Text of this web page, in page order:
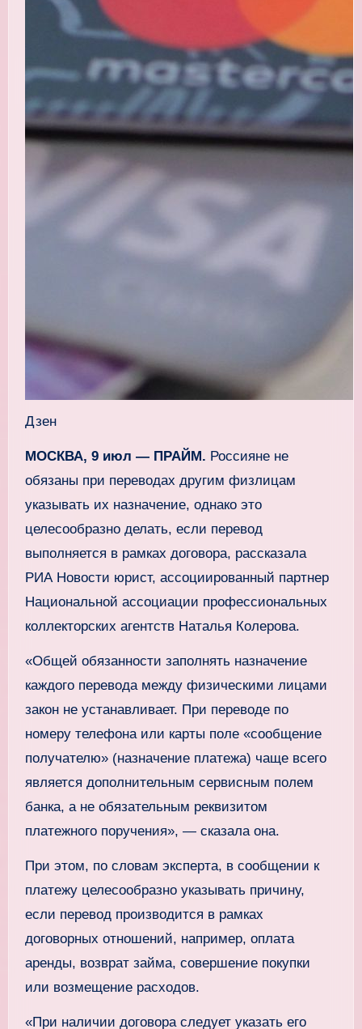
Дзен
МОСКВА, 9 июл — ПРАЙМ. Россияне не
обязаны при переводах другим физлицам
указывать их назначение, однако это
целесообразно делать, если перевод
выполняется в рамках договора, рассказала
РИА Новости юрист, ассоциированный партнер
Национальной ассоциации профессиональных
коллекторских агентств Наталья Колерова.
«Общей обязанности заполнять назначение
каждого перевода между физическими лицами
закон не устанавливает. При переводе по
номеру телефона или карты поле «сообщение
получателю» (назначение платежа) чаще всего
является дополнительным сервисным полем
банка, а не обязательным реквизитом
платежного поручения», — сказала она.
При этом, по словам эксперта, в сообщении к
платежу целесообразно указывать причину,
если перевод производится в рамках
договорных отношений, например, оплата
аренды, возврат займа, совершение покупки
или возмещение расходов.
«При наличии договора следует указать его